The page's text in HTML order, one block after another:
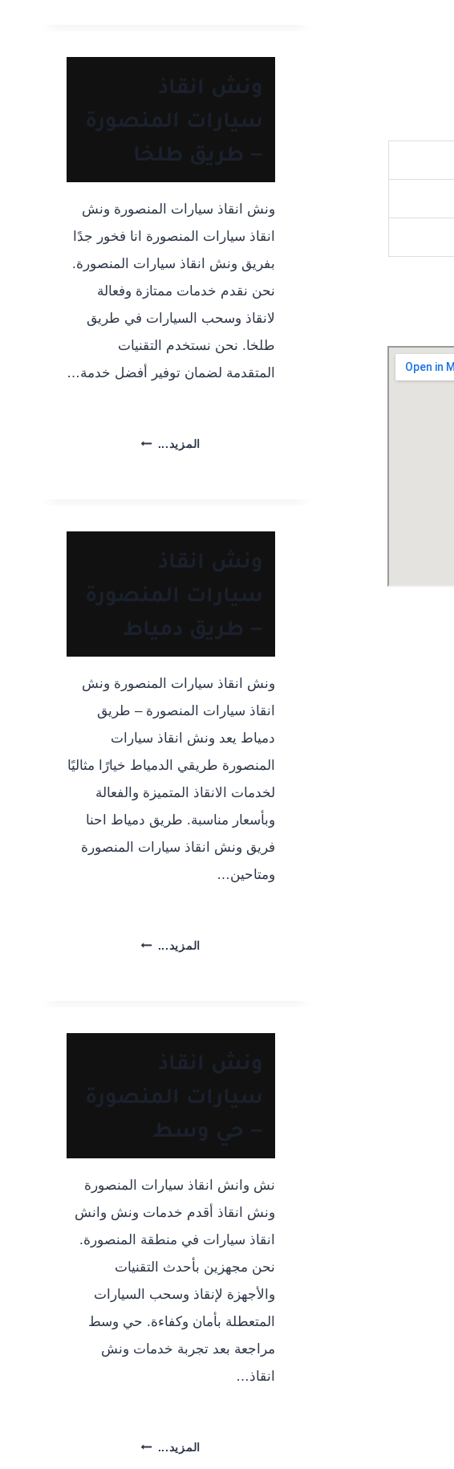
ونش انقاذ
سيارات المنصورة
– طريق طلخا
ونش انقاذ سيارات المنصورة ونش
انقاذ سيارات المنصورة انا فخور جدًا
بفريق ونش انقاذ سيارات المنصورة.
نحن نقدم خدمات ممتازة وفعالة
لانقاذ وسحب السيارات في طريق
طلخا. نحن نستخدم التقنيات
المتقدمة لضمان توفير أفضل خدمة…
المزيد... ونش
ونش انقاذ
سيارات المنصورة
– طريق دمياط
ونش انقاذ سيارات المنصورة ونش
انقاذ سيارات المنصورة – طريق
دمياط يعد ونش انقاذ سيارات
المنصورة طريقي الدمياط خيارًا مثاليًا
لخدمات الانقاذ المتميزة والفعالة
وبأسعار مناسبة. طريق دمياط احنا
فريق ونش انقاذ سيارات المنصورة
ومتاحين…
المزيد... ونش
ونش انقاذ
سيارات المنصورة
– حي وسط
نش وانش انقاذ سيارات المنصورة
ونش انقاذ أقدم خدمات ونش وانش
انقاذ سيارات في منطقة المنصورة.
نحن مجهزين بأحدث التقنيات
والأجهزة لإنقاذ وسحب السيارات
المتعطلة بأمان وكفاءة. حي وسط
مراجعة بعد تجربة خدمات ونش
انقاذ…
المزيد... ونش